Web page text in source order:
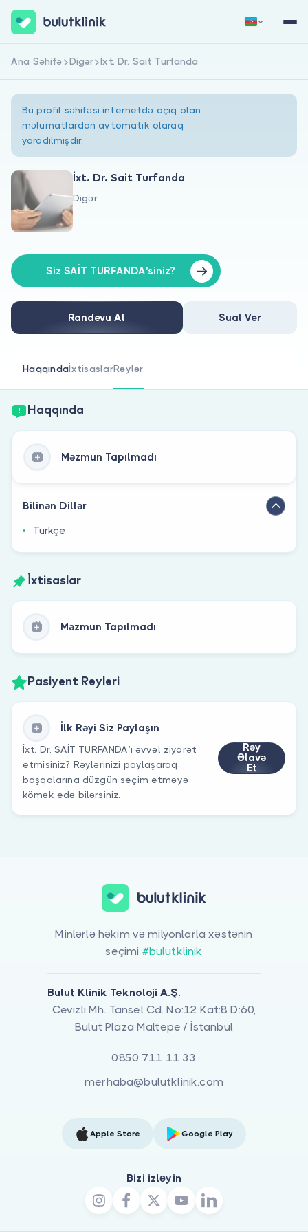
Haqqımızda
Xəstələr üçün
Həkimlər üçün
Qeydiyyat
Ana Səhifə Digər İxt. Dr. Sait Turfanda
Bu profil səhifəsi internetdə açıq olan
məlumatlardan avtomatik olaraq
yaradılmışdır.
İxt. Dr. Sait Turfanda
Digər
Siz SAİT TURFANDA'siniz?
Randevu Al Sual Ver
HaqqındaİxtisaslarRəylər
Haqqında
Məzmun Tapılmadı
Bilinən Dillər
Türkçe
İxtisaslar
Məzmun Tapılmadı
Pasiyent Rəyləri
İlk Rəyi Siz Paylaşın
İxt. Dr. SAİT TURFANDA’ı əvvəl ziyarət
etmisiniz? Rəylərinizi paylaşaraq
başqalarına düzgün seçim etməyə
kömək edə bilərsiniz.
Rəy
Əlavə
Et
Minlərlə həkim və milyonlarla xəstənin
seçimi #bulutklinik
Bulut Klinik Teknoloji A.Ş.
Cevizli Mh. Tansel Cd. No:12 Kat:8 D:60,
Bulut Plaza Maltepe / İstanbul
0850 711 11 33
merhaba@bulutklinik.com
Apple Store Google Play
Bizi izləyin